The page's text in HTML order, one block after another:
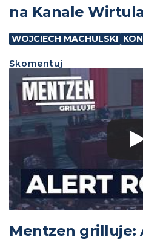
na Kanale
WOJCIECH MACHULSKI
Skomentuj
Mentzen grilluje: